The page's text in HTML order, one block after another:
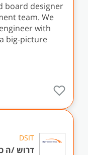
board designer
team. We
with
big-picture
DSIT
דרוש /ה